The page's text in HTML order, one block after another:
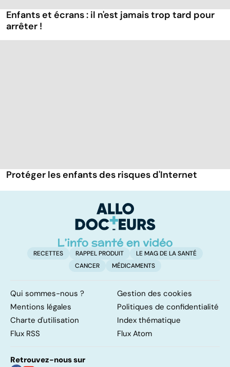
Enfants et écrans : il n'est jamais trop tard pour
arrêter !
Protéger les enfants des risques d'Internet
RECETTES RAPPEL PRODUIT
LE MAG DE LA SANTÉ
CANCER
MÉDICAMENTS
Qui sommes-nous ?
Gestion des cookies
Mentions légales
Politiques de confidentialité
Charte d'utilisation
Index thématique
Flux RSS
Flux Atom
Retrouvez-nous sur